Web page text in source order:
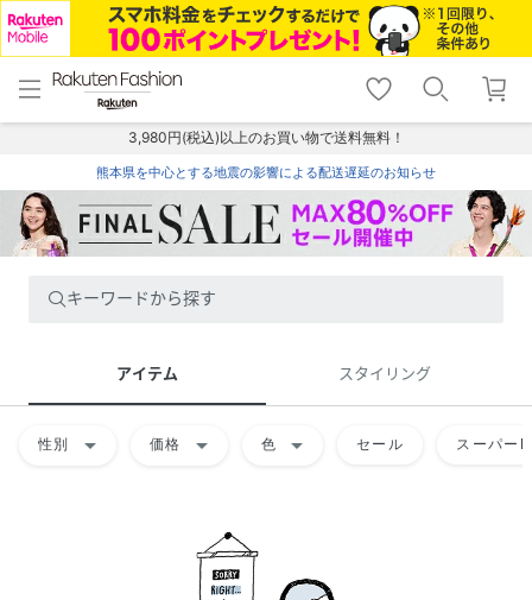
menu home
トップ
shopping_cart lock_outline
ログイン
3,980円(税込)以上のお買い物で送料無料！
熊本県を中心とする地震の影響による配送遅延のお知らせ
キーワードから探す
アイテム スタイリング
性別 arrow_drop_down 価格 arrow_drop_down 色 arrow_drop_down セール スーパー